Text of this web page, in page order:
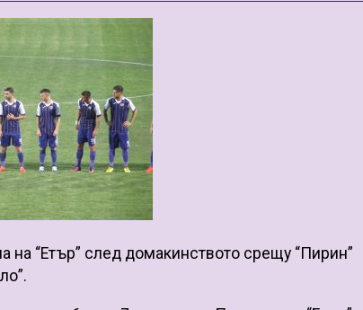
на “Етър” след домакинството срещу “Пирин”